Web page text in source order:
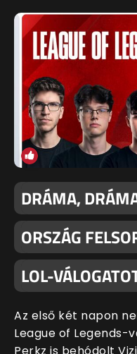
DRÁMA,
ORSZÁG
LOL-
Az első két napon
League of Legends-